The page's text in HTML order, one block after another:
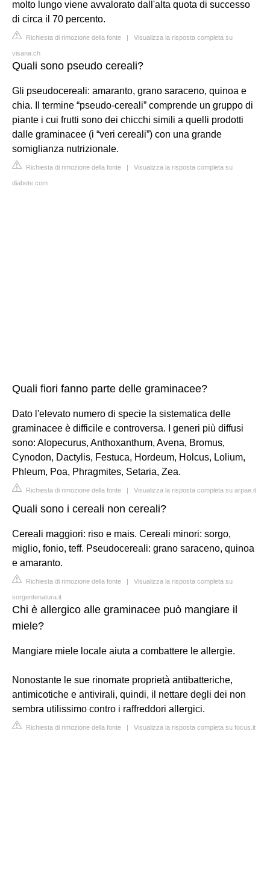
molto lungo viene avvalorato dall'alta quota di successo
di circa il 70 percento.
Richiesta di rimozione della fonte | Visualizza la risposta completa su
visana.ch
Quali sono pseudo cereali?
Gli pseudocereali: amaranto, grano saraceno, quinoa e
chia. Il termine “pseudo-cereali” comprende un gruppo di
piante i cui frutti sono dei chicchi simili a quelli prodotti
dalle graminacee (i “veri cereali”) con una grande
somiglianza nutrizionale.
Richiesta di rimozione della fonte | Visualizza la risposta completa su
diabete.com
Quali fiori fanno parte delle graminacee?
Dato l'elevato numero di specie la sistematica delle
graminacee è difficile e controversa. I generi più diffusi
sono: Alopecurus, Anthoxanthum, Avena, Bromus,
Cynodon, Dactylis, Festuca, Hordeum, Holcus, Lolium,
Phleum, Poa, Phragmites, Setaria, Zea.
Richiesta di rimozione della fonte | Visualizza la risposta completa su arpae.it
Quali sono i cereali non cereali?
Cereali maggiori: riso e mais. Cereali minori: sorgo,
miglio, fonio, teff. Pseudocereali: grano saraceno, quinoa
e amaranto.
Richiesta di rimozione della fonte | Visualizza la risposta completa su
sorgentenatura.it
Chi è allergico alle graminacee può mangiare il
miele?
Mangiare miele locale aiuta a combattere le allergie.
Nonostante le sue rinomate proprietà antibatteriche,
antimicotiche e antivirali, quindi, il nettare degli dei non
sembra utilissimo contro i raffreddori allergici.
Richiesta di rimozione della fonte | Visualizza la risposta completa su focus.it